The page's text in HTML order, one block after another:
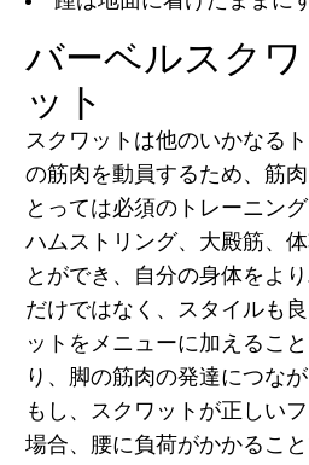
バーベルスク
ット
スクワットは他のいかなる
の筋肉を動員するため、筋
とっては必須のトレーニン
ハムストリング、大殿筋、
とができ、自分の身体をよ
だけではなく、スタイルも
ットをメニューに加えるこ
り、脚の筋肉の発達につなが
もし、スクワットが正しい
場合、腰に負荷がかかるこ